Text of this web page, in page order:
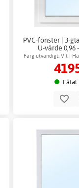
PVC-fönster | 3-
U-värde 0,96
Modulmått
dm):
Färg utvändigt: Vit |
Fåtal